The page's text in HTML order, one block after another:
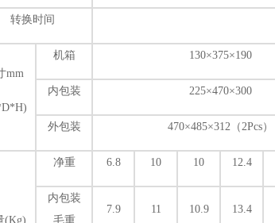
转换时间
mm
机箱 130×375×190
内包装 225×470×300
外包装 470×485×312（2Pcs）
(Kg)
净重 6.8 10 10 12.4
内包装
毛重
7.9 11 10.9 13.4